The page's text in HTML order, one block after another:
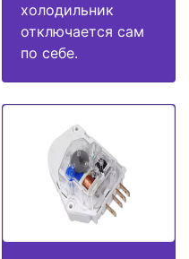
холодильник
отключается сам
по себе.